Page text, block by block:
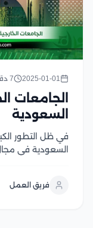
2025-01-01 7 دقائق قراءة
الجامعات
السعودية
في ظل التطور
السعودية في
توفر للطلاب
فريق العمل